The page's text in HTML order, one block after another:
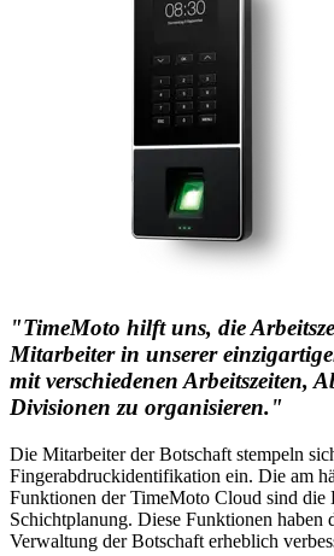
"TimeMoto hilft uns, die
Mitarbeiter in unserer
mit verschiedenen Arbeitszeiten,
Divisionen zu organisieren."
Die Mitarbeiter der Botschaft stempeln
Fingerabdruckidentifikation ein. Die am
Funktionen der TimeMoto Cloud sind die
Schichtplanung. Diese Funktionen haben
Verwaltung der Botschaft erheblich